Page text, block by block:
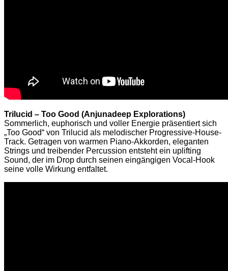
Trilucid – Too Good (Anjunadeep Explorations)
Sommerlich, euphorisch und voller Energie präsentiert sich
„Too Good“ von Trilucid als melodischer Progressive-House-
Track. Getragen von warmen Piano-Akkorden, eleganten
Strings und treibender Percussion entsteht ein uplifting
Sound, der im Drop durch seinen eingängigen Vocal-Hook
seine volle Wirkung entfaltet.